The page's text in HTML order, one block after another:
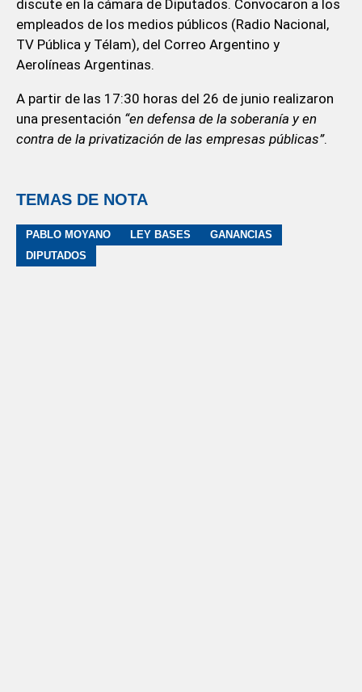
discute en la cámara de Diputados. Convocaron a los
empleados de los medios públicos (Radio Nacional,
TV Pública y Télam), del Correo Argentino y
Aerolíneas Argentinas.
A partir de las 17:30 horas del 26 de junio realizaron
una presentación “en defensa de la soberanía y en
contra de la privatización de las empresas públicas”.
TEMAS DE NOTA
PABLO MOYANO LEY BASES
GANANCIAS
DIPUTADOS